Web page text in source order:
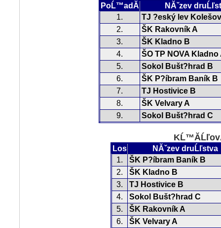
PoĹ™adĂ­
NĂˇzev
1.
TJ ?eský lev
2.
ŠK Rakovník A
3.
ŠK Kladno B
4.
ŠO TP NOVA Kladno
5.
Sokol Bušt?hrad B
6.
ŠK P?íbram Baník B
7.
TJ Hostivice B
8.
ŠK Velvary A
9.
Sokol Bušt?hrad C
Los
NĂˇzev druĹľstva
1.
ŠK P?íbram Baník B
2.
ŠK Kladno B
3.
TJ Hostivice B
4.
Sokol Bušt?hrad C
5.
ŠK Rakovník A
6.
ŠK Velvary A